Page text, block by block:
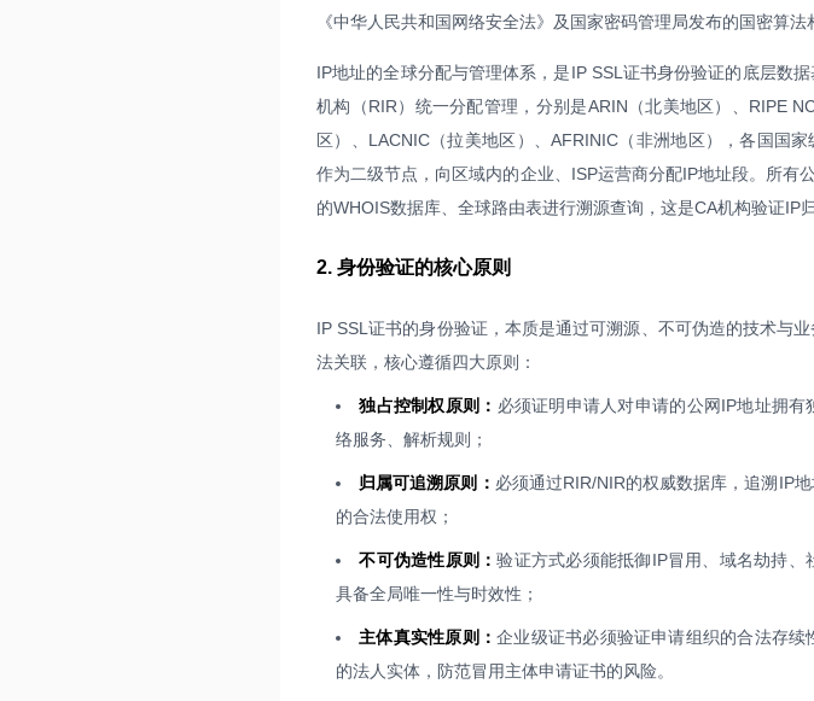
《中华人民共和国网络安全法》及国家密码管理局发布的国密算法
IP地址的全球分配与管理体系，是IP SSL证书身份验证的底层数
机构（RIR）统一分配管理，分别是ARIN（北美地区）、RIPE
区）、LACNIC（拉美地区）、AFRINIC（非洲地区），各国国
作为二级节点，向区域内的企业、ISP运营商分配IP地址段。所有
的WHOIS数据库、全球路由表进行溯源查询，这是CA机构验证IP
2. 身份验证的核心原则
IP SSL证书的身份验证，本质是通过可溯源、不可伪造的技术与
法关联，核心遵循四大原则：
独占控制权原则： 必须证明申请人对申请的公网IP地址拥
络服务、解析规则；
归属可追溯原则： 必须通过RIR/NIR的权威数据库，追溯IP
的合法使用权；
不可伪造性原则：验证方式必须能抵御IP冒用、域名劫持
具备全局唯一性与时效性；
主体真实性原则：企业级证书必须验证申请组织的合法存
的法人实体，防范冒用主体申请证书的风险。